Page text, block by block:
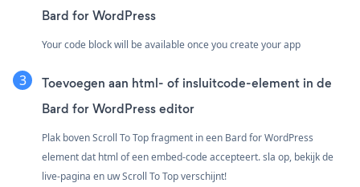
Bard for WordPress
Your code block will be available once you create your app
Toevoegen aan html- of insluitcode-element in de
Bard for WordPress editor
Plak boven Scroll To Top fragment in een Bard for WordPress
element dat html of een embed-code accepteert. sla op, bekijk de
live-pagina en uw Scroll To Top verschijnt!